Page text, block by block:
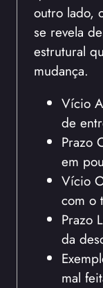
outro lado,
se revela
estrutural
mudança.
Vício
de
Prazo
em
Vício
com o
Prazo
da
mal